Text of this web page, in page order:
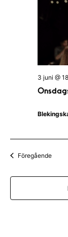
3 juni @
Föregående